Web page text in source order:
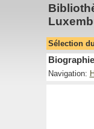
Sélection
Navigation: